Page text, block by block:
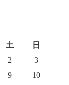
土
日
2
3
9
10